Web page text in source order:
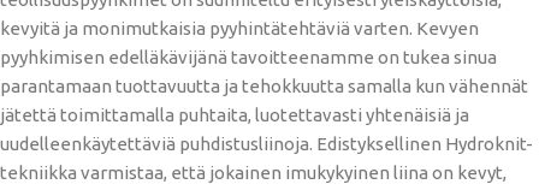
kevyitä ja monimutkaisia ​​pyyhintätehtäviä varten. Kevyen
pyyhkimisen edelläkävijänä tavoitteenamme on tukea sinua
parantamaan tuottavuutta ja tehokkuutta samalla kun vähennät
jätettä toimittamalla puhtaita, luotettavasti yhtenäisiä ja
uudelleenkäytettäviä puhdistusliinoja. Edistyksellinen Hydroknit-
tekniikka varmistaa, että jokainen imukykyinen liina on kevyt,